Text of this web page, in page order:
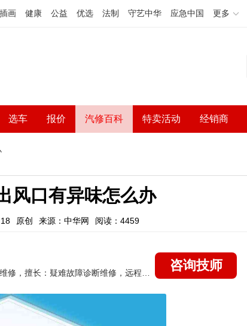
插画 健康 公益 优选 法制 守艺中华 应急中国 更多
选车 报价 汽修百科 特卖活动 经销商
风口有异味怎么办
原创 来源：中华网 阅读：4459
咨询技师